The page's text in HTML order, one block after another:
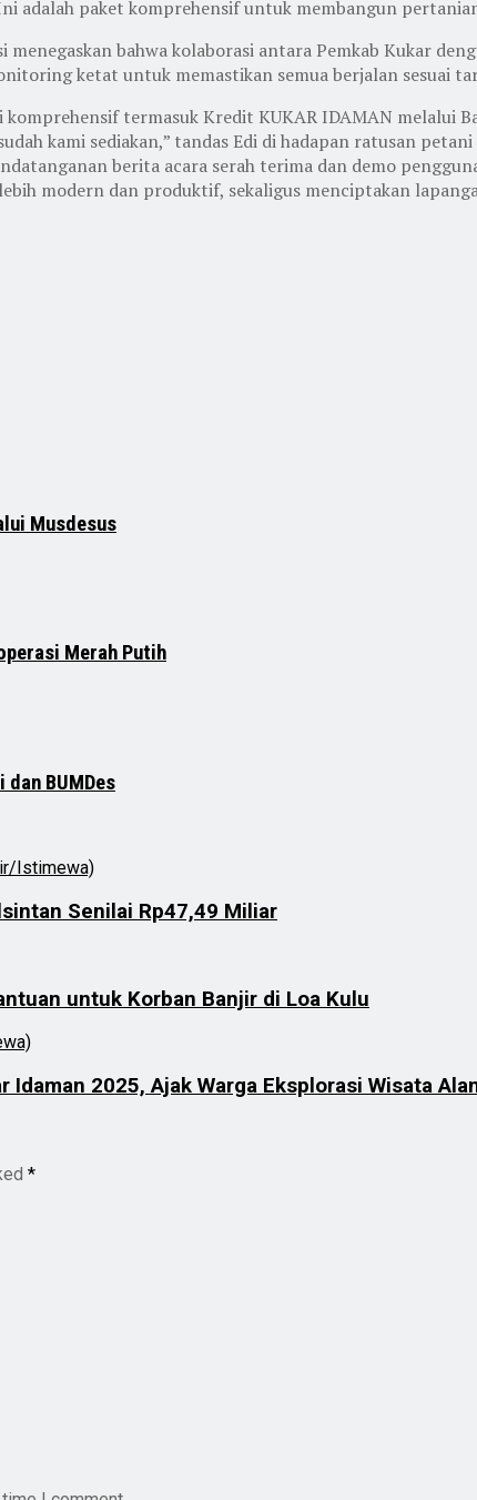
adalah paket komprehensif untuk membangun
bahwa kolaborasi antara Pemkab Kukar
ketat untuk memastikan semua berjalan sesuai
termasuk Kredit KUKAR IDAMAN
kami sediakan,” tandas Edi di hadapan ratusan
berita acara serah terima dan demo
modern dan produktif, sekaligus menciptakan
Musdesus
Merah Putih
BUMDes
Senilai Rp47,49 Miliar
untuk Korban Banjir di Loa Kulu
Idaman 2025, Ajak Warga Eksplorasi Wisata
*